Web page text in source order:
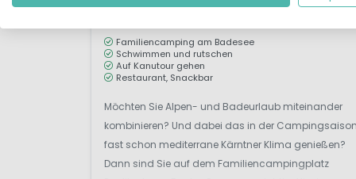
S Am Wasser
Familiencamping am Badesee
Schwimmen und rutschen
Auf Kanutour gehen
Restaurant, Snackbar
Möchten Sie Alpen- und Badeurlaub miteinander
kombinieren? Und dabei das in der
fast schon mediterrane Kärntner Klima genießen?
Dann sind Sie auf dem Familiencampingplatz